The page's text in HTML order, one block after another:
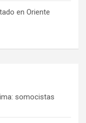
en Oriente
somocistas